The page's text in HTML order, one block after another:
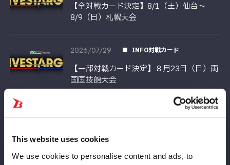
This website uses cookies
We use cookies to personalise content and ads, to
【全対戦カード決定】8/1（土）仙台～
8/9（日）札幌大会
2026/07/29 INFO対戦カード
【一部対戦カード決定】８月23日（日）両
国国技館大会
INFO対戦カード5star
園大会